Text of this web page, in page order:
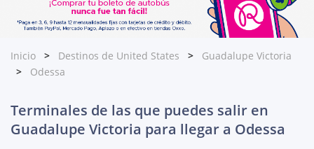
Inicio Destinos de United States
Guadalupe Victoria
Odessa
Terminales de las que puedes salir en
Guadalupe Victoria para llegar a Odessa